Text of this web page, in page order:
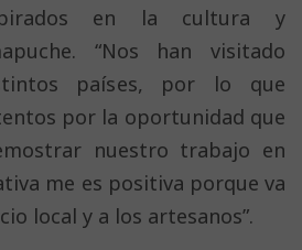
en la cultura y
“Nos han visitado
países, por lo que
por la oportunidad que
nuestro trabajo en
me es positiva porque va
local y a los artesanos”.